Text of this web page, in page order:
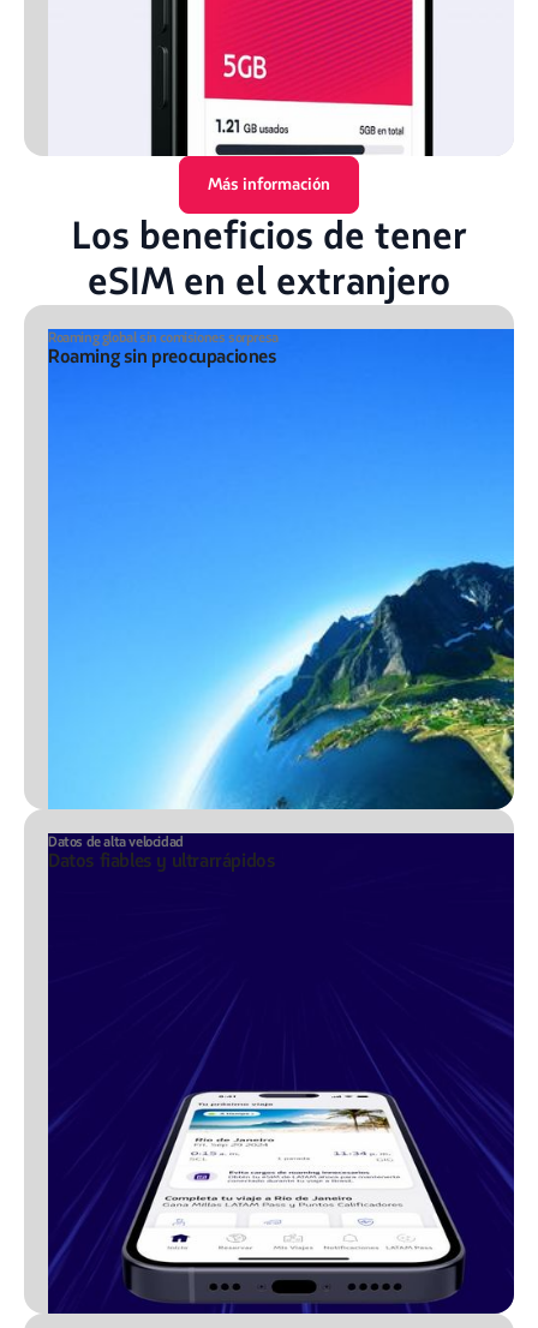
Más información
Los beneficios de tener
eSIM en el extranjero
Roaming global sin comisiones sorpresa
Roaming sin preocupaciones
Datos de alta velocidad
Datos fiables y ultrarrápidos